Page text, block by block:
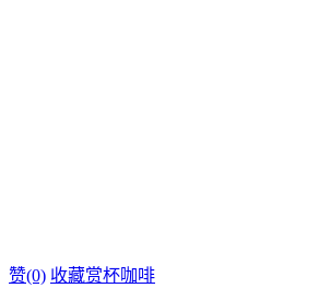
赞(0) 收藏赏杯咖啡